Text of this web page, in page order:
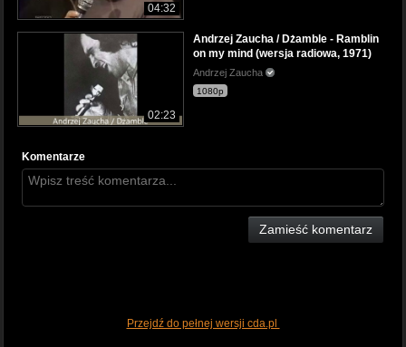
04:32
02:23
Andrzej Zaucha / Dżamble - Ramblin
on my mind (wersja radiowa, 1971)
Andrzej Zaucha
1080p
Komentarze
Zamieść komentarz
Przejdź do pełnej wersji cda.pl